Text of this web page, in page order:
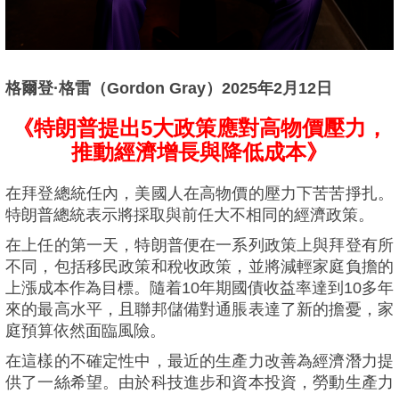
格爾登·格雷（Gordon Gray）2025年2月12日
《特朗普提出5大政策應對高物價壓力，
推動經濟增長與降低成本》
在拜登總統任內，美國人在高物價的壓力下苦苦掙扎。
特朗普總統表示將採取與前任大不相同的經濟政策。
在上任的第一天，特朗普便在一系列政策上與拜登有所
不同，包括移民政策和稅收政策，並將減輕家庭負擔的
上漲成本作為目標。隨着10年期國債收益率達到10多年
來的最高水平，且聯邦儲備對通脹表達了新的擔憂，家
庭預算依然面臨風險。
在這樣的不確定性中，最近的生產力改善為經濟潛力提
供了一絲希望。由於科技進步和資本投資，勞動生產力